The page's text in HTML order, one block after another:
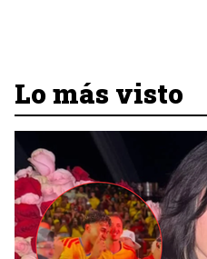
Lo más visto